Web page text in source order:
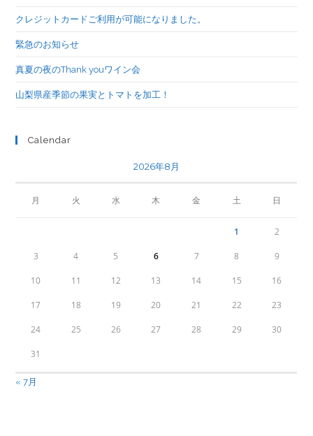
クレジットカードご利用が可能になりました。
緊急のお知らせ
真夏の夜のThank youワイン会
山梨県産季節の果実とトマトを加工！
Calendar
2026年8月
月 火 水 木 金 土 日
1 2
3 4 5 6 7 8 9
10 11 12 13 14 15 16
17 18 19 20 21 22 23
24 25 26 27 28 29 30
31
« 7月